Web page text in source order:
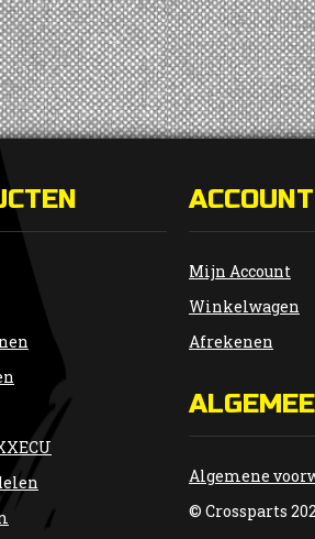
ACCOUNT
Mijn Account
Winkelwagen
Afrekenen
Algemene
© Crossparts